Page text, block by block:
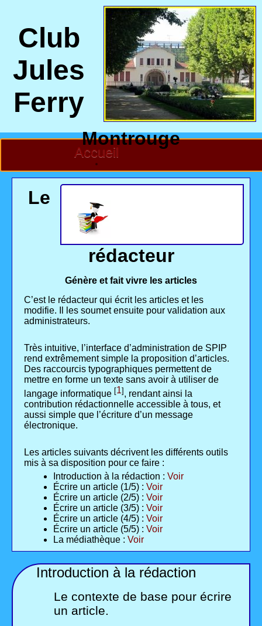
Club
Jules
Ferry
Montrouge
Accueil
Le
rédacteur
Génère et fait vivre les articles
C’est le rédacteur qui écrit les articles et les
modifie. Il les soumet ensuite pour validation aux
administrateurs.
Très intuitive, l’interface d’administration de SPIP
rend extrêmement simple la proposition d’articles.
Des raccourcis typographiques permettent de
mettre en forme un texte sans avoir à utiliser de
langage informatique [1] , rendant ainsi la
contribution rédactionnelle accessible à tous, et
aussi simple que l’écriture d’un message
électronique.
Les articles suivants décrivent les différents outils
mis à sa disposition pour ce faire :
Introduction à la rédaction : Voir
Écrire un article (1/5) : Voir
Écrire un article (2/5) : Voir
Écrire un article (3/5) : Voir
Écrire un article (4/5) : Voir
Écrire un article (5/5) : Voir
La médiathèque : Voir
Introduction à la rédaction
Le contexte de base pour écrire
un article.